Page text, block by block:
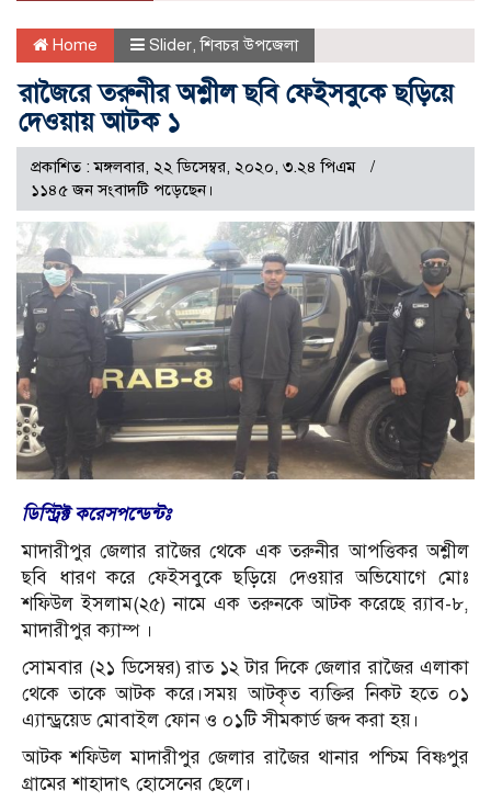
Home Slider,শিবচর উপজেলা
রাজৈরে তরুনীর অশ্লীল ছবি ফেইসবুকে ছড়িয়ে
দেওয়ায় আটক ১
প্রকাশিত : মঙ্গলবার, ২২ ডিসেম্বর, ২০২০, ৩.২৪ পিএম
১১৪৫ জন সংবাদটি পড়েছেন।
ডিস্ট্রিক্ট করেসপন্ডেন্টঃ
মাদারীপুর জেলার রাজৈর থেকে এক তরুনীর আপত্তিকর অশ্লীল
ছবি ধারণ করে ফেইসবুকে ছড়িয়ে দেওয়ার অভিযোগে মোঃ
শফিউল ইসলাম(২৫) নামে এক তরুনকে আটক করেছে র‌্যাব-৮,
মাদারীপুর ক্যাম্প ।
সোমবার (২১ ডিসেম্বর) রাত ১২ টার দিকে জেলার রাজৈর এলাকা
থেকে তাকে আটক করে।সময় আটকৃত ব্যক্তির নিকট হতে ০১
এ্যান্ড্রয়েড মোবাইল ফোন ও ০১টি সীমকার্ড জব্দ করা হয়।
আটক শফিউল মাদারীপুর জেলার রাজৈর থানার পশ্চিম বিষ্ণপুর
গ্রামের শাহাদাৎ হোসেনের ছেলে।